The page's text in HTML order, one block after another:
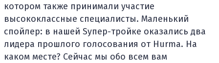
котором также принимали участие
высококлассные специалисты. Маленький
спойлер: в нашей Sупер-тройке оказались два
лидера прошлого голосования от Hurma. На
каком месте? Сейчас мы обо всем вам